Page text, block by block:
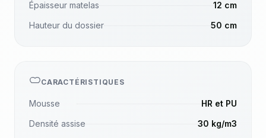
Épaisseur matelas
12 cm
Hauteur du dossier
50 cm
CARACTÉRISTIQUES
Mousse
HR et PU
Densité assise
30 kg/m3